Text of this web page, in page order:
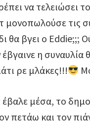
να τελειώσει
τις
θα βγει ο Eddie;;;
η
ρε μλάκες!!!
μέσα, το
και τον